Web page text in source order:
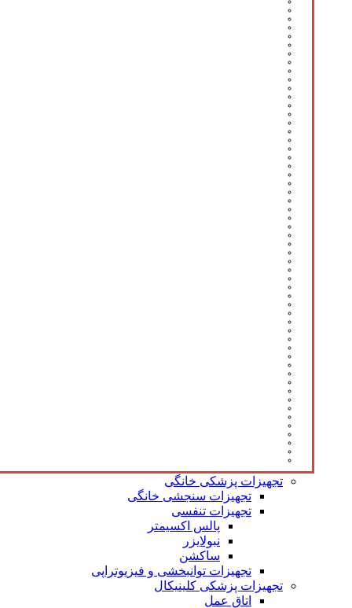
تجهیزات پزشکی خانگی
تجهیزات سنجشی خانگی
تجهیزات تنفسی
پالس اکسیمتر
نبولایزر
ساکشن
تجهیزات توانبخشی و فیزیوتراپی
تجهیزات پزشکی کلینیکال
اتاق عمل